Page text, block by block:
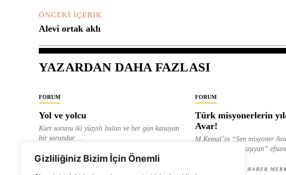
Gizliliğiniz Bizim İçin Önemli
ÖNCEKI İÇERIK
Alevi ortak aklı
YAZARDAN DAHA FAZLASI
FORUM
Yol ve yolcu
Kürt sorunu iki yüzyılı bulan ve her gün kanayan
bir sorundur....
FORUM
Türk misyonerlerin
Avar!
M.Kemal’in “Sen misyoner
ve “dağlara ışık taşıyan”
ALEVI GAZETESI HABER